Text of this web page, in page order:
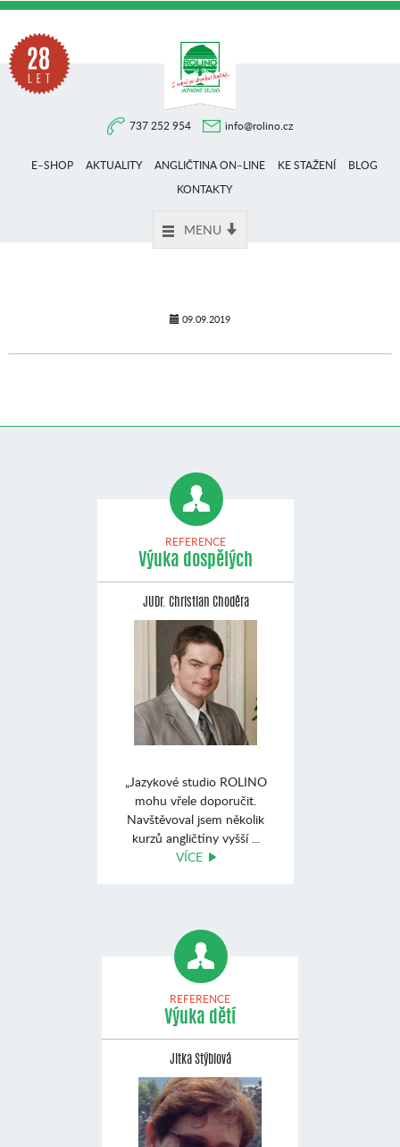
737 252 954 info@rolino.cz
E–SHOP AKTUALITY ANGLIČTINA ON–LINE KE STAŽENÍ
BLOG
KONTAKTY
MENU
09.09.2019
REFERENCE
Výuka dospělých
JUDr. Christian Choděra
„Jazykové studio ROLINO
mohu vřele doporučit.
Navštěvoval jsem několik
kurzů angličtiny vyšší ...
VÍCE
REFERENCE
Výuka dětí
Jitka Stýblová